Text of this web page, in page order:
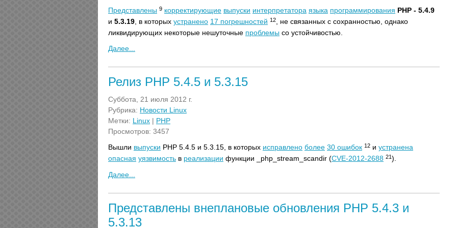
Представлены 9 корректирующие выпуски интерпретатора языка программирования PHP - 5.4.9
и 5.3.19 , в которых устранено 17 погрешностей 12
, не связанных с сохранностью, однако
ликвидирующих некоторые нешуточные проблемы со устойчивостью.
Далее...
Релиз PHP 5.4.5 и 5.3.15
Суббота, 21 июля 2012 г.
Рубрика: Новости Linux
Метки: Linux | PHP
Просмотров: 3457
Вышли выпуски PHP 5.4.5 и 5.3.15, в которых исправлено более 30 ошибок 12 и устранена
опасная уязвимость в реализации функции _php_stream_scandir (CVE-2012-2688 21).
Далее...
Представлены внеплановые обновления PHP 5.4.3 и
5.3.13